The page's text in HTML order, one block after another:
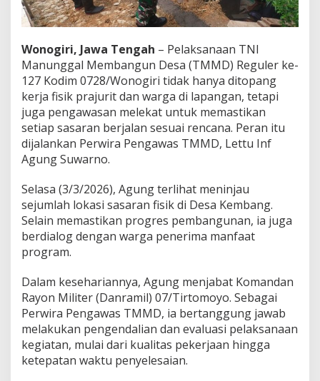
P
e
g
w
a
s
T
M
M
D
n
o
g
i
r
u
r
u
n
L
a
g
Wonogiri, Jawa Tengah – Pelaksanaan TNI
Manunggal Membangun Desa (TMMD) Reguler ke-
127 Kodim 0728/Wonogiri tidak hanya ditopang
kerja fisik prajurit dan warga di lapangan, tetapi
juga pengawasan melekat untuk memastikan
setiap sasaran berjalan sesuai rencana. Peran itu
dijalankan Perwira Pengawas TMMD, Lettu Inf
Agung Suwarno.
Selasa (3/3/2026), Agung terlihat meninjau
sejumlah lokasi sasaran fisik di Desa Kembang.
Selain memastikan progres pembangunan, ia juga
berdialog dengan warga penerima manfaat
program.
Dalam kesehariannya, Agung menjabat Komandan
Rayon Militer (Danramil) 07/Tirtomoyo. Sebagai
Perwira Pengawas TMMD, ia bertanggung jawab
melakukan pengendalian dan evaluasi pelaksanaan
kegiatan, mulai dari kualitas pekerjaan hingga
ketepatan waktu penyelesaian.